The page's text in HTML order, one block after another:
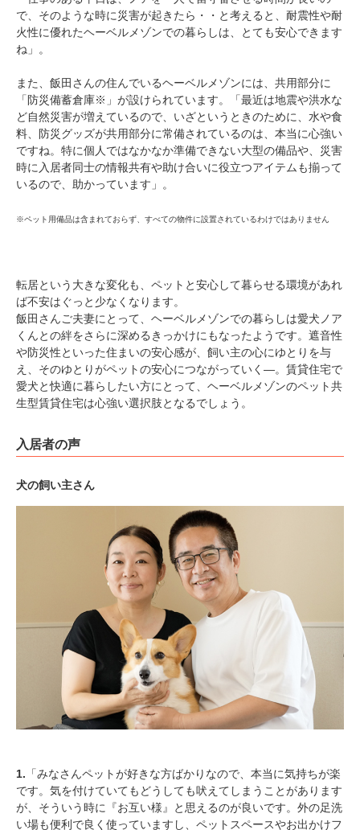
で、そのような時に災害が起きたら・・と考えると、耐震性や耐
火性に優れたヘーベルメゾンでの暮らしは、とても安心できます
ね」。
また、飯田さんの住んでいるヘーベルメゾンには、共用部分に
「防災備蓄倉庫※」が設けられています。「最近は地震や洪水な
ど自然災害が増えているので、いざというときのために、水や食
料、防災グッズが共用部分に常備されているのは、本当に心強い
ですね。特に個人ではなかなか準備できない大型の備品や、災害
時に入居者同士の情報共有や助け合いに役立つアイテムも揃って
いるので、助かっています」。
※ペット用備品は含まれておらず、すべての物件に設置されているわけではありません
転居という大きな変化も、ペットと安心して暮らせる環境があれ
ば不安はぐっと少なくなります。
飯田さんご夫妻にとって、ヘーベルメゾンでの暮らしは愛犬ノア
くんとの絆をさらに深めるきっかけにもなったようです。遮音性
や防災性といった住まいの安心感が、飼い主の心にゆとりを与
え、そのゆとりがペットの安心につながっていく―。賃貸住宅で
愛犬と快適に暮らしたい方にとって、ヘーベルメゾンのペット共
生型賃貸住宅は心強い選択肢となるでしょう。
入居者の声
犬の飼い主さん
1. 「みなさんペットが好きな方ばかりなので、本当に気持ちが楽
です。気を付けていてもどうしても吠えてしまうことがあります
が、そういう時に『お互い様』と思えるのが良いです。外の足洗
い場も便利で良く使っていますし、ペットスペースやお出かけフ